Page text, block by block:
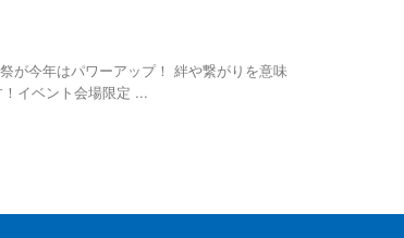
が今年はパワーアップ！ 絆や繋がりを意味
イベント会場限定 ...